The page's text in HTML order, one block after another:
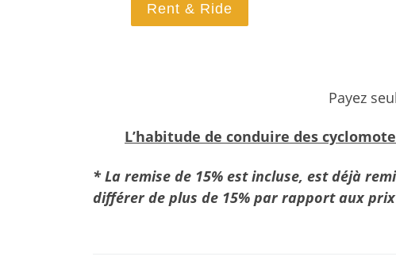
Rent & Ride
Payez
L’habitude de conduire des
* La remise de 15% est incluse, est déjà
différer de plus de 15% par rapport aux